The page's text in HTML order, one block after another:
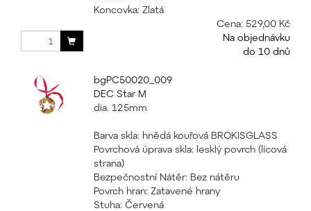
Koncovka: Zlatá
Cena: 529,00 Kč
Na objednávku
do 10 dnů
bgPC50020_009
DEC Star M
dia. 125mm
Barva skla: hnědá kouřová BROKISGLASS
Povrchová úprava skla: lesklý povrch (lícová
strana)
Bezpečnostní Nátěr: Bez nátěru
Povrch hran: Zatavené hrany
Stuha: Červená